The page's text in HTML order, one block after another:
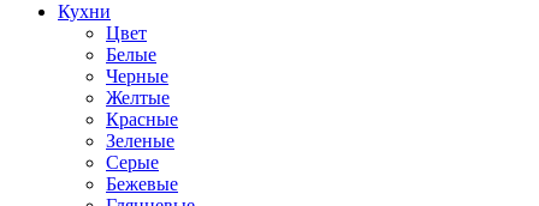
Кухни
Цвет
Белые
Черные
Желтые
Красные
Зеленые
Серые
Бежевые